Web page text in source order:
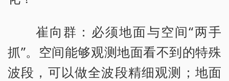
崔向群：必须地面与空间“两手
抓”。空间能够观测地面看不到的特殊
波段，可以做全波段精细观测；地面